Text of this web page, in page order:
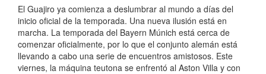
El Guajiro ya comienza a deslumbrar al mundo a días del
inicio oficial de la temporada. Una nueva ilusión está en
marcha. La temporada del Bayern Múnich está cerca de
comenzar oficialmente, por lo que el conjunto alemán está
llevando a cabo una serie de encuentros amistosos. Este
viernes, la máquina teutona se enfrentó al Aston Villa y con